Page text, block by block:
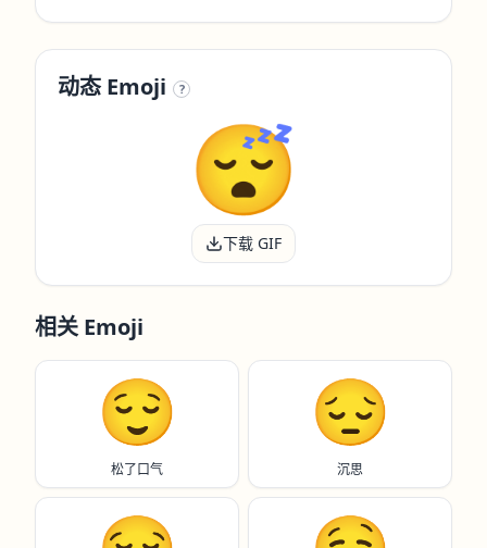
动态 Emoji ?
下载 GIF
相关 Emoji
😌
松了口气
😔
沉思